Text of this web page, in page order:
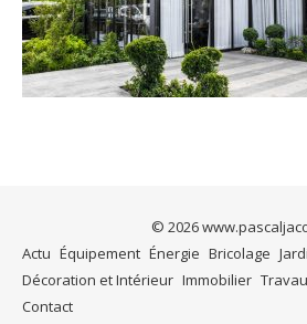
© 2026
Actu Équipement Énergie Bricolage
Décoration et Intérieur Immobilier
Contact